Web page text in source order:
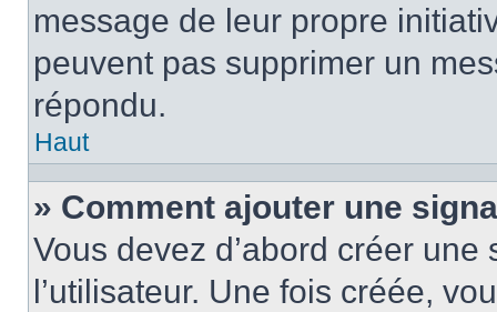
message de leur propre
peuvent pas supprimer un
répondu.
Haut
» Comment ajouter une
Vous devez d’abord créer
l’utilisateur. Une fois créée,